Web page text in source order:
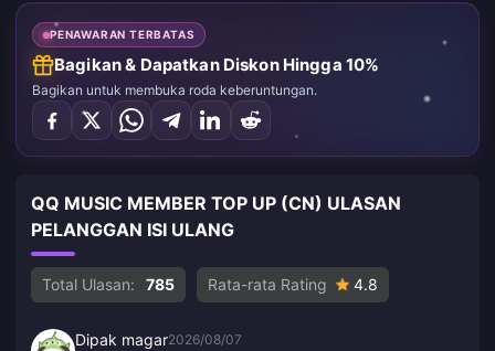
PENAWARAN TERBATAS
Bagikan & Dapatkan Diskon Hingga 10%
Bagikan untuk membuka roda keberuntungan.
QQ MUSIC MEMBER TOP UP (CN) ULASAN
PELANGGAN ISI ULANG
Total Ulasan: 785 Rata-rata Rating 4.8
Dipak magar2026/08/07